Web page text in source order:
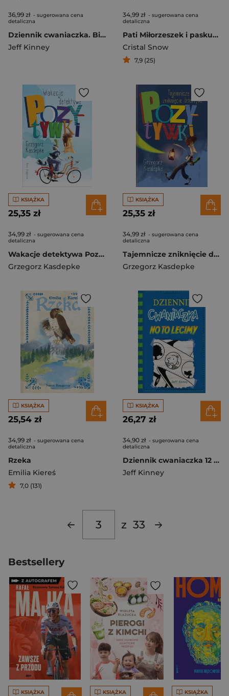
36,99 zł - sugerowana cena
detaliczna
Dziennik cwaniaczka. Biała gorączka
Jeff Kinney
34,99 zł - sugerowana cena
detaliczna
Pati Miłorzeszek i paskudne ciasto zguby
Cristal Snow
7,9 (25)
KSIĄŻKA
25,35 zł
34,99 zł - sugerowana cena
detaliczna
Wakacje detektywa Pozytywki
Grzegorz Kasdepke
KSIĄŻKA
25,35 zł
34,99 zł - sugerowana cena
detaliczna
Tajemnicze zniknięcie detektywa Pozytywki
Grzegorz Kasdepke
KSIĄŻKA
25,54 zł
34,99 zł - sugerowana cena
detaliczna
Rzeka
Emilia Kiereś
7,0 (131)
KSIĄŻKA
26,27 zł
34,90 zł - sugerowana cena
detaliczna
Dziennik cwaniaczka 12 No to lecimy
Jeff Kinney
z 33
Bestsellery
KSIĄŻKA KSIĄŻKA KSIĄŻKA